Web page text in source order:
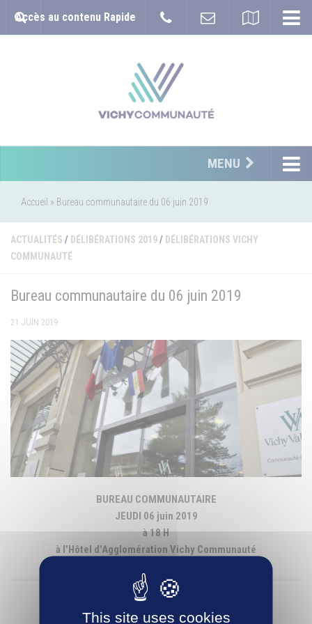
Accès au contenu Rapide
MENU
Accueil » Bureau communautaire du 06 juin 2019
ACTUALITÉS / DÉLIBÉRATIONS 2019/ DÉLIBÉRATIONS VICHY
COMMUNAUTÉ
Bureau communautaire du 06 juin 2019
21 JUIN 2019
BUREAU COMMUNAUTAIRE
JEUDI 06 juin 2019
à 18 H
à l’Hôtel d’Agglomération Vichy Communauté
ORDRE DU JOUR
This site uses cookies